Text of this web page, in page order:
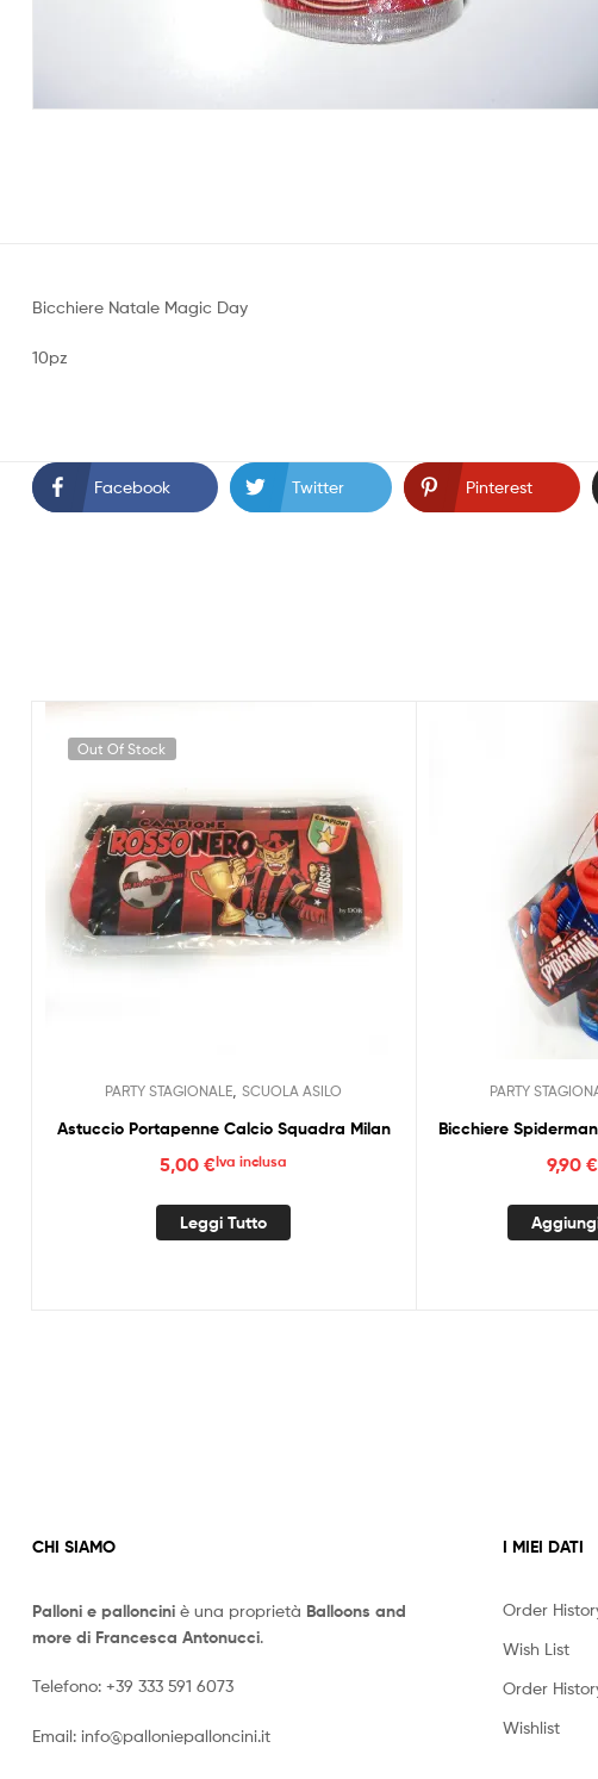
Bicchiere Natale Magic Day
10pz
Facebook Twitter Pinterest
Out Of Stock
PARTY STAGIONALE ,SCUOLA ASILO
Astuccio Portapenne Calcio Squadra Milan
5,00€Iva inclusa
Leggi Tutto
PARTY
Bicchiere
9,90 €
CHI SIAMO
Palloni e palloncini è una proprietà Balloons and
more di Francesca Antonucci.
Telefono: +39 333 591 6073
Email: info@palloniepalloncini.it
I MIEI DATI
Order
Wish List
Order
Wishlist